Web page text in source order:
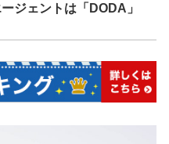
ジェントは「DODA」